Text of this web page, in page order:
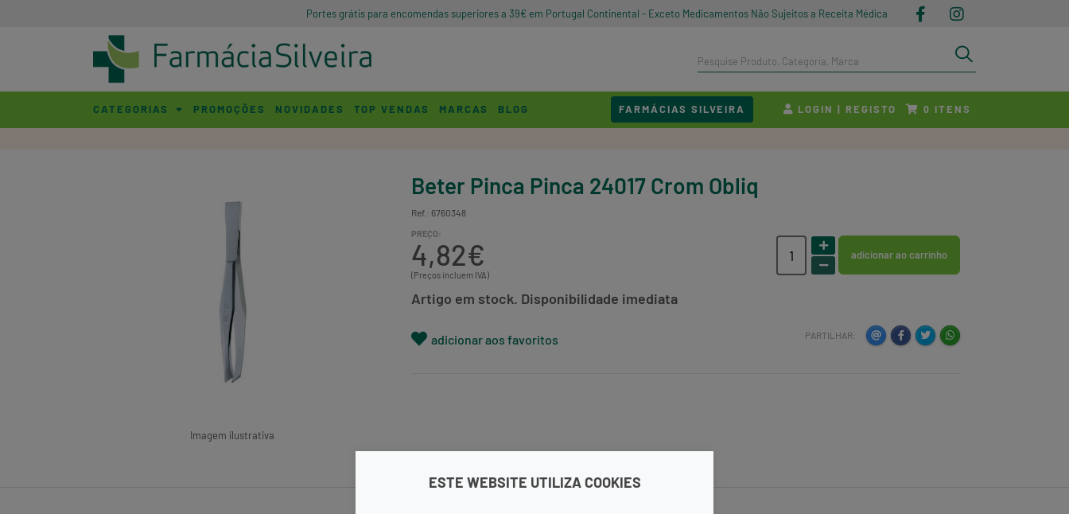
ESTE WEBSITE UTILIZA COOKIES
Portes grátis para encomendas superiores a 39€ em Portugal Continental - Exceto Medicamentos Não Sujeitos a Receita Médica
CATEGORIAS PROMOÇÕES NOVIDADES TOP VENDAS MARCAS BLOG FARMÁCIAS SILVEIRA LOGIN | REGISTO 0 ITENS
Imagem ilustrativa
Beter Pinca Pinca 24017 Crom Obliq
Ref.: 6760348
PREÇO:
4,82€
(Preços incluem IVA)
adicionar ao carrinho
Artigo em stock. Disponibilidade imediata
adicionar aos favoritos PARTILHAR: